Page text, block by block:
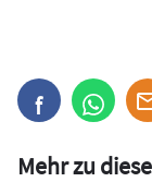
Mehr zu